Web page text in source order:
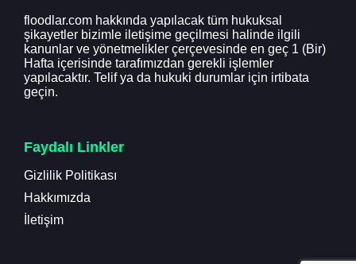
floodlar.com hakkında yapılacak tüm hukuksal
şikayetler bizimle iletişime geçilmesi halinde ilgili
kanunlar ve yönetmelikler çerçevesinde en geç 1 (Bir)
Hafta içerisinde tarafımızdan gerekli işlemler
yapılacaktır. Telif ya da hukuki durumlar için irtibata
geçin.
Faydalı Linkler
Gizlilik Politikası
Hakkımızda
İletişim